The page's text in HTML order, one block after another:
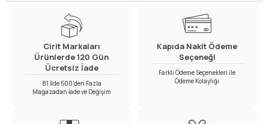
Cirit Markaları
Ürünlerde 120 Gün
Ücretsiz İade
81 İlde 500’den Fazla
Mağazadan İade ve Değişim
Kapıda Nakit Ödeme
Seçeneği
Farklı Ödeme Seçenekleri ile
Ödeme Kolaylığı